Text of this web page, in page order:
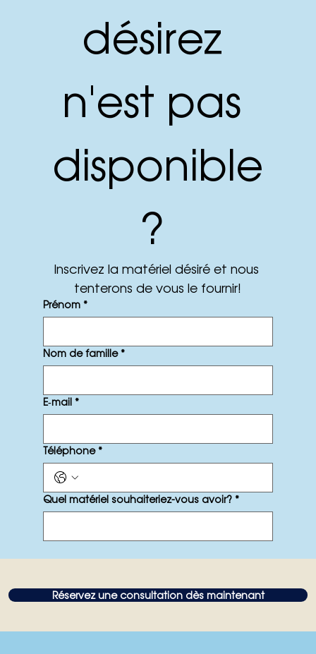
désirez
n'est pas
disponible
Inscrivez la matériel désiré et nous
tenterons de vous le fournir!
Prénom *
Nom de famille *
E‑mail *
Téléphone *
Quel matériel souhaiteriez-vous avoir? *
Réservez une consultation dès maintenant